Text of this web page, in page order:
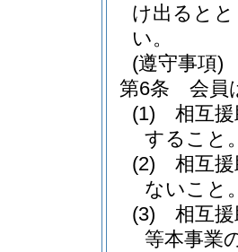
け出ると
い。
(遵守事項)
第6条
会員
(1)
相互
すること
(2)
相互
ないこと
(3)
相互
等本事業